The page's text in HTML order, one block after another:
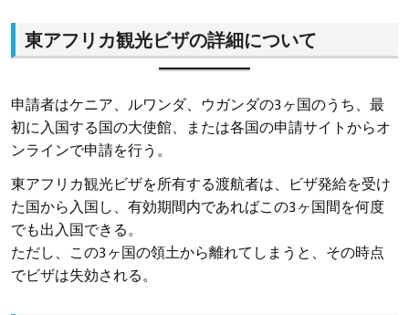
東アフリカ観光ビザの詳細について
申請者はケニア、ルワンダ、ウガンダの3ヶ国のうち、最
初に入国する国の大使館、または各国の申請サイトからオ
ンラインで申請を行う。
東アフリカ観光ビザを所有する渡航者は、ビザ発給を受け
た国から入国し、有効期間内であればこの3ヶ国間を何度
でも出入国できる。
ただし、この3ヶ国の領土から離れてしまうと、その時点
でビザは失効される。